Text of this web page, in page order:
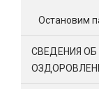
Остановим
СВЕДЕНИЯ